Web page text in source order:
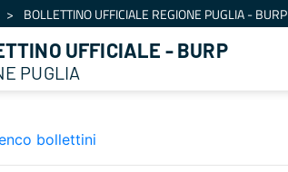
BOLLETTINO UFFICIALE REGIONE PUGLIA - BURP
UFFICIALE - BURP
PUGLIA
bollettini